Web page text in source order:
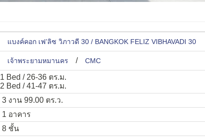
แบงค์คอก เฟ’ลิซ วิภาวดี 30 / BANGKOK FELIZ VIBHAVADI 30
เจ้าพระยามหมานคร / CMC
1 Bed / 26-36 ตร.ม.
2 Bed / 41-47 ตร.ม.
3 งาน 99.00 ตร.ว.
1 อาคาร
8 ชั้น